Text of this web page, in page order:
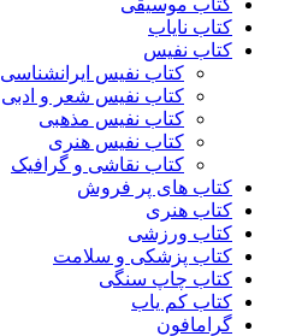
کتاب نایاب
کتاب نفیس
کتاب نفیس ایرانشناسی
کتاب نفیس شعر و ادبی
کتاب نفیس مذهبی
کتاب نفیس هنری
کتاب نقاشی و گرافیک
کتاب های پر فروش
کتاب هنری
کتاب ورزشی
کتاب پزشکی و سلامت
کتاب چاپ سنگی
کتاب کم یاب
گرامافون